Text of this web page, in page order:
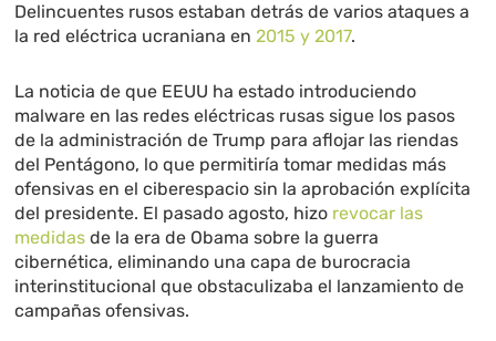
Delincuentes rusos estaban detrás de varios ataques a
la red eléctrica ucraniana en2015 y 2017.
La noticia de que EEUU ha estado introduciendo
malware en las redes eléctricas rusas sigue los pasos
de la administración de Trump para aflojar las riendas
del Pentágono, lo que permitiría tomar medidas más
ofensivas en el ciberespacio sin la aprobación explícita
del presidente. El pasado agosto, hizo revocar las
medidas de la era de Obama sobre la guerra
cibernética, eliminando una capa de burocracia
interinstitucional que obstaculizaba el lanzamiento de
campañas ofensivas.